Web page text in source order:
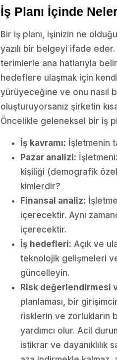
İş Planı İçinde
Bir iş planı, işinizin ne
yazılı bir belgeyi ifade
terimlerle ana hatlarıyla
hedeflere ulaşmak için
yürüyeceğine ve onu nasıl
oluşturuyorsanız şirketin
Öncelikle geleneksel bir iş
İş kavramı: İşletmenin
Pazar analizi:
kişiliği (demografik
kimlerdir?
Finansal analiz:
içerecektir. Aynı
içerecektir.
İş hedefleri: Açık ve
teknolojik gelişmeleri
güncelleyin.
Risk değerlendirmesi
planlaması, bir
risklerin ve zorlukların
yardımcı olur. Acil
istikrar ve dayanıklılık